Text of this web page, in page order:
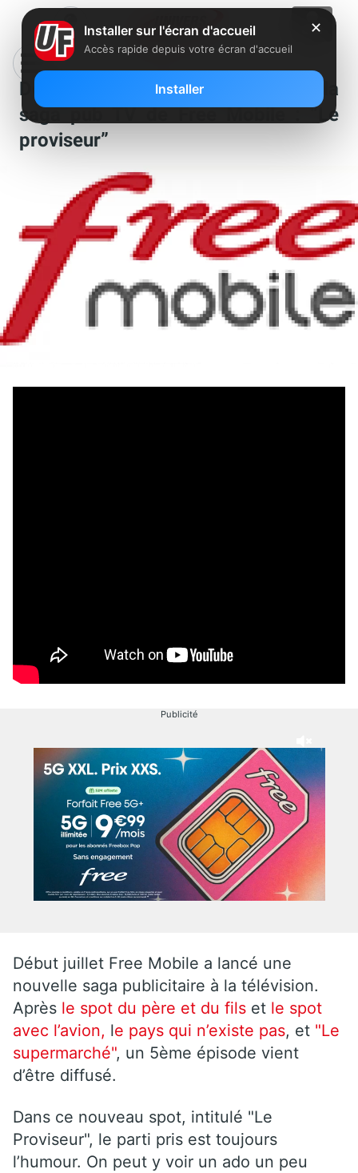
Découvrez le 5ème épisode de la
saga pub TV de Free Mobile : “Le
proviseur”
Publicité
Début juillet Free Mobile a lancé une
nouvelle saga publicitaire à la télévision.
Après le spot du père et du fils et le spot
avec l’avion, le pays qui n’existe pas, et "Le
supermarché", un 5ème épisode vient
d’être diffusé.
Dans ce nouveau spot, intitulé "Le
Proviseur", le parti pris est toujours
l’humour. On peut y voir un ado un peu
✕
Installer sur l'écran d'accueil
Accès rapide depuis votre écran d'accueil
Installer